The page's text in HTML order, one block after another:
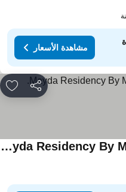
مشاهدة الأسعار
مشاركة
Mayda Residency By Mayda Hospitality Pvt. Ltd.